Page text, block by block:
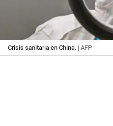
Crisis sanitaria en China. | AFP